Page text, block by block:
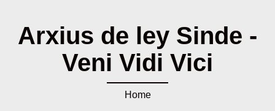
Arxius de ley Sinde -
Veni Vidi Vici
Home